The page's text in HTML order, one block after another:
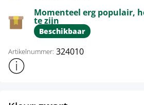
Momenteel erg populair,
te zijn
Beschikbaar
Artikelnummer: 324010
Toon meer productinformatie